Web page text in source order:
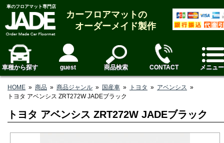
車のフロアマット専門店
カーフロアマットの
オーダーメイド製作
車種から探す guest 商品検索 CONTACT メニュー
HOME » 商品 » 商品ジャンル » 国産車 » トヨタ » アベンシス »
トヨタ アベンシス ZRT272W JADEブラック
トヨタ アベンシス ZRT272W JADEブラック